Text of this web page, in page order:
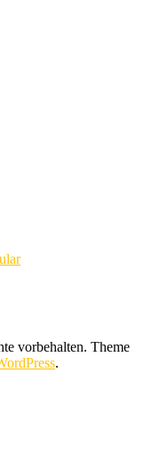
vorbehalten. Theme
.